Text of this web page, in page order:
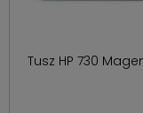
Tusz HP 730